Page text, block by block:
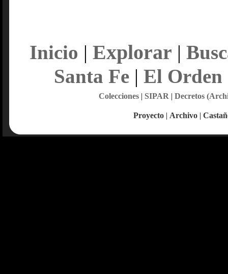
Inicio | Explorar |
Santa Fe| El Orden
Colecciones| SIPAR | Decretos
Proyecto | Archivo |